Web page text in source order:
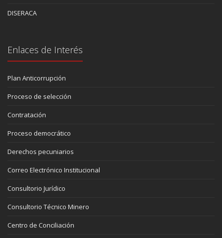
DISERACA
Enlaces de Interés
Plan Anticorrupción
Proceso de selección
Contratación
Proceso democrático
Derechos pecuniarios
Correo Electrónico Institucional
Consultorio Jurídico
Consultorio Técnico Minero
Centro de Conciliación